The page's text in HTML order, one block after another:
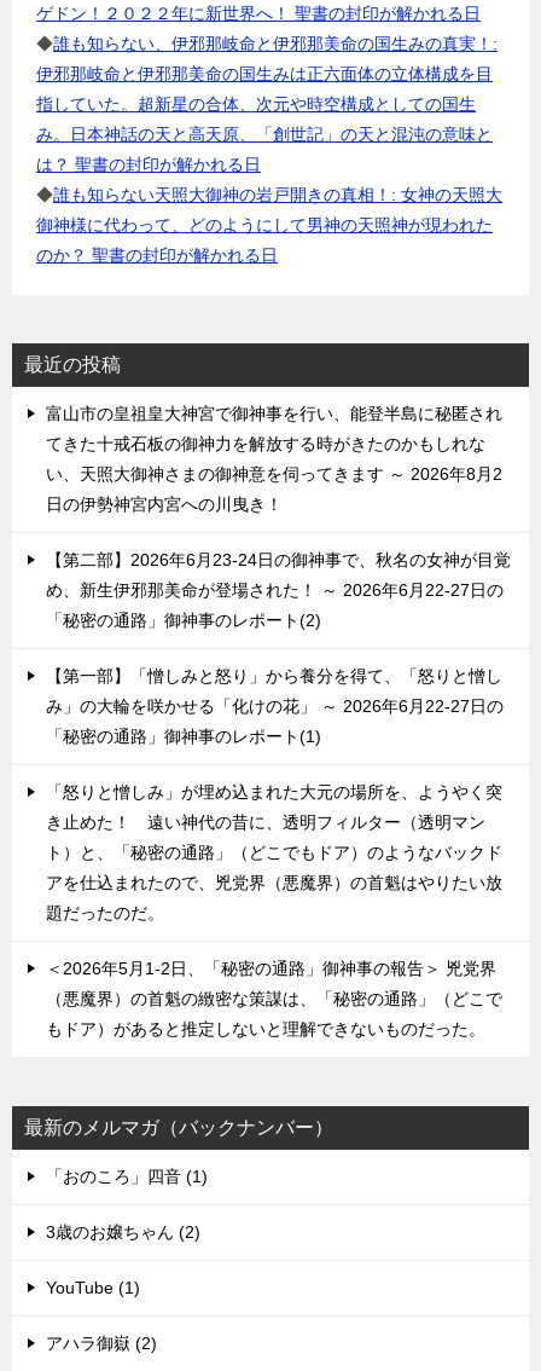
ゲドン！２０２２年に新世界へ！ 聖書の封印が解かれる日
◆誰も知らない、伊邪那岐命と伊邪那美命の国生みの真実！:
伊邪那岐命と伊邪那美命の国生みは正六面体の立体構成を目
指していた。超新星の合体、次元や時空構成としての国生
み。日本神話の天と高天原、「創世記」の天と混沌の意味と
は？ 聖書の封印が解かれる日
◆誰も知らない天照大御神の岩戸開きの真相！: 女神の天照大
御神様に代わって、どのようにして男神の天照神が現われた
のか？ 聖書の封印が解かれる日
最近の投稿
富山市の皇祖皇大神宮で御神事を行い、能登半島に秘匿され
てきた十戒石板の御神力を解放する時がきたのかもしれな
い、天照大御神さまの御神意を伺ってきます ～ 2026年8月2
日の伊勢神宮内宮への川曳き！
【第二部】2026年6月23-24日の御神事で、秋名の女神が目覚
め、新生伊邪那美命が登場された！ ～ 2026年6月22-27日の
「秘密の通路」御神事のレポート(2)
【第一部】「憎しみと怒り」から養分を得て、「怒りと憎し
み」の大輪を咲かせる「化けの花」 ～ 2026年6月22-27日の
「秘密の通路」御神事のレポート(1)
「怒りと憎しみ」が埋め込まれた大元の場所を、ようやく突
き止めた！ 遠い神代の昔に、透明フィルター（透明マン
ト）と、「秘密の通路」（どこでもドア）のようなバックド
アを仕込まれたので、兇党界（悪魔界）の首魁はやりたい放
題だったのだ。
＜2026年5月1-2日、「秘密の通路」御神事の報告＞ 兇党界
（悪魔界）の首魁の緻密な策謀は、「秘密の通路」（どこで
もドア）があると推定しないと理解できないものだった。
最新のメルマガ（バックナンバー）
「おのころ」四音 (1)
3歳のお嬢ちゃん (2)
YouTube (1)
アハラ御嶽 (2)